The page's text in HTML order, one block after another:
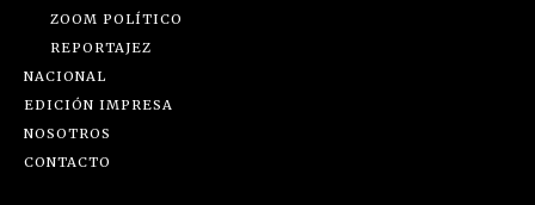
ZOOM POLÍTICO
REPORTAJEZ
NACIONAL
EDICIÓN IMPRESA
NOSOTROS
CONTACTO